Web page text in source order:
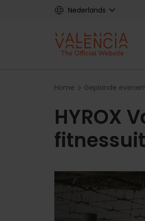
Nederlands
Home Geplande
HYROX